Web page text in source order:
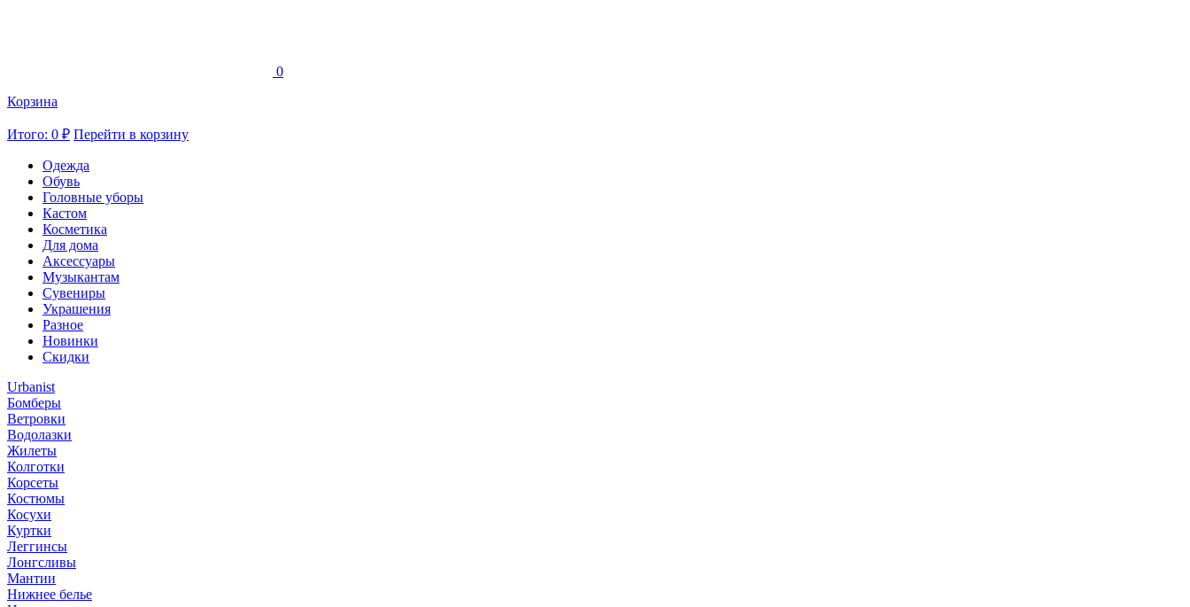
0
Корзина
Итого: 0 ₽ Перейти в корзину
Одежда
Обувь
Головные уборы
Кастом
Косметика
Для дома
Аксессуары
Музыкантам
Сувениры
Украшения
Разное
Новинки
Скидки
Urbanist
Бомберы
Ветровки
Водолазки
Жилеты
Колготки
Корсеты
Костюмы
Косухи
Куртки
Леггинсы
Лонгсливы
Мантии
Нижнее белье